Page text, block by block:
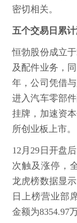
密切相关。
五个交易日累
恒勃股份成立
及配件业务，
年，公司凭借
进入汽车零部
挂牌，加速资
所创业板上市。
12月29日开盘
次触及涨停，
龙虎榜数据显
日上榜营业部
金额为8354.97